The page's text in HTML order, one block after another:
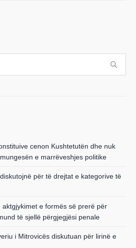
cenon Kushtetutën dhe nuk
e marrëveshjes politike
për të drejtat e kategorive të
aktgjykimet e formës së prerë për
të sjellë përgjegjësi penale
i Mitrovicës diskutuan për lirinë e